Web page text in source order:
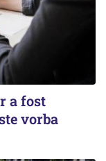
a fost
vorba